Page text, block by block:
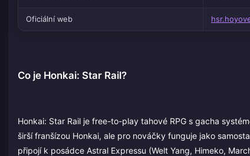
Oficiální web
Co je Honkai: Star Rail?
Honkai: Star Rail je free-to-play tahové RPG s gacha
širší franšízou Honkai, ale pro nováčky funguje jako
připojí k posádce Astral Expressu (Welt Yang, Himeko,